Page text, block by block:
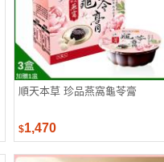
順天本草 珍品燕窩龜苓膏
$1,470